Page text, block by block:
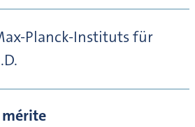
Planck-Instituts für
mérite